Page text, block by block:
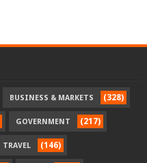
BUSINESS & MARKETS (328)
GOVERNMENT (217)
TRAVEL (146)